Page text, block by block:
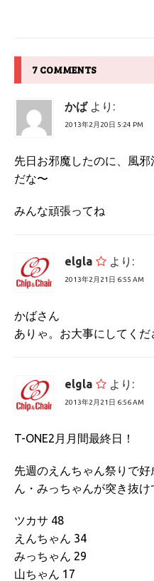
7 COMMENTS
かば より:
2013年2月20日 5:24 PM
先日お邪魔したのに、風
だな〜
みんな頑張ってね
elgla より:
2013年2月21日 6:55 AM
かばさん
ありゃ。お大事にしてくだ
elgla より:
2013年2月21日 6:56 AM
T-ONE2月月間最終日！
先週のえんちゃん祭りで
ん・みっちゃんが突き抜け
ツカサ 48
えんちゃん 34
みっちゃん 29
山ちゃん 17